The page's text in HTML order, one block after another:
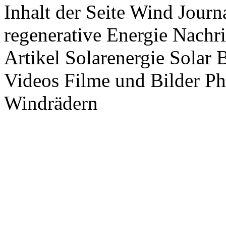
Inhalt der Seite Wind
regenerative Energie
Artikel Solarenergie Solar
Videos Filme und Bilder
Windrädern